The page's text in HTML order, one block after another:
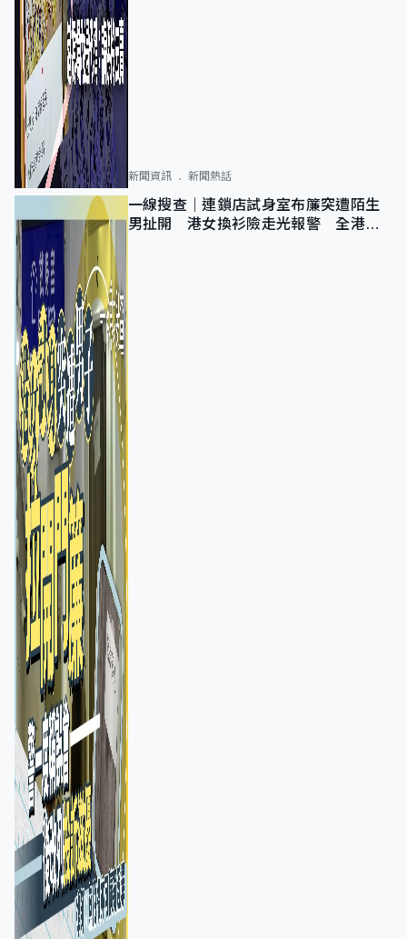
新聞資訊 新聞熱話
一線搜查｜連鎖店試身室布簾突遭陌生
男扯開 港女換衫險走光報警 全港分